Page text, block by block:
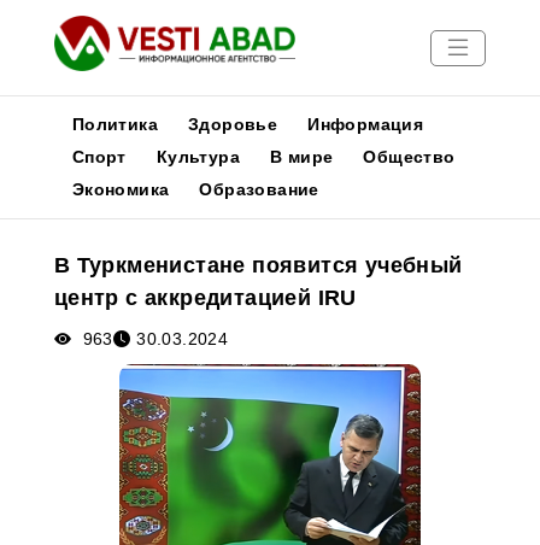
Новости
Медиа
Афиша
Политика Здоровье
Информация
Спорт
Культура В мире
Общество
Экономика
Образование
В Туркменистане появится учебный
центр с аккредитацией IRU
963 30.03.2024